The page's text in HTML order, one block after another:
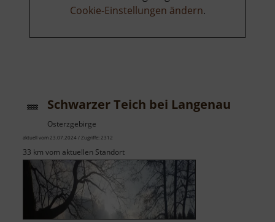
Cookie-Einstellungen ändern.
Schwarzer Teich bei Langenau
Osterzgebirge
aktuell vom 23.07.2024 / Zugriffe: 2312
33 km vom aktuellen Standort